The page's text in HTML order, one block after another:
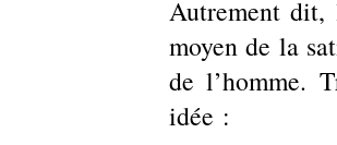
Autrement
moyen de la
de l’homme.
idée :